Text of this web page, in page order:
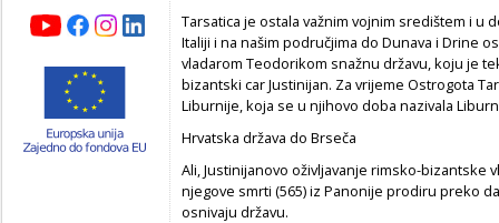
Tarsatica je ostala važnim vojnim središtem i u
Italiji i na našim područjima do Dunava i Drine
vladarom Teodorikom snažnu državu, koju je
bizantski car Justinijan. Za vrijeme Ostrogota
Liburnije, koja se u njihovo doba nazivala
Hrvatska država do Brseča
Ali, Justinijanovo oživljavanje rimsko-bizantske
njegove smrti (565) iz Panonije prodiru preko
osnivaju državu.